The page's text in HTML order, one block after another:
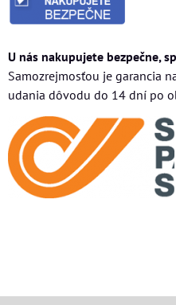
U nás nakupujete bezpečne,
Samozrejmosťou je garancia
udania dôvodu do 14 dní po